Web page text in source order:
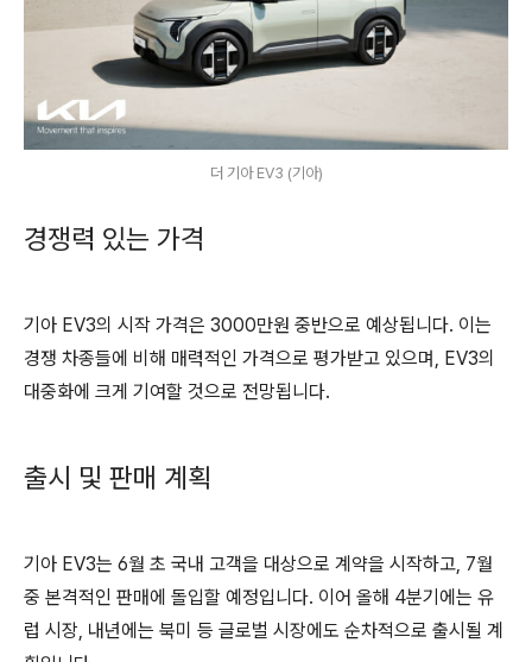
더 기아 EV3 (기아)
경쟁력 있는 가격
기아 EV3의 시작 가격은 3000만원 중반으로 예상됩니다. 이는
경쟁 차종들에 비해 매력적인 가격으로 평가받고 있으며, EV3의
대중화에 크게 기여할 것으로 전망됩니다.
출시 및 판매 계획
기아 EV3는 6월 초 국내 고객을 대상으로 계약을 시작하고, 7월
중 본격적인 판매에 돌입할 예정입니다. 이어 올해 4분기에는 유
럽 시장, 내년에는 북미 등 글로벌 시장에도 순차적으로 출시될 계